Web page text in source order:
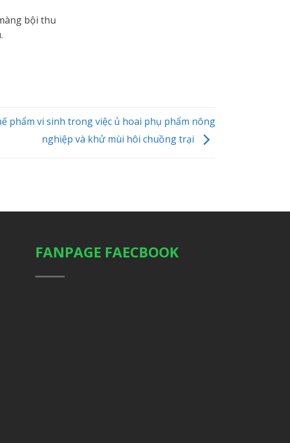
bội thu
phẩm vi sinh trong việc ủ hoai phụ phẩm nông
nghiệp và khử mùi hôi chuồng trại
FANPAGE FAECBOOK